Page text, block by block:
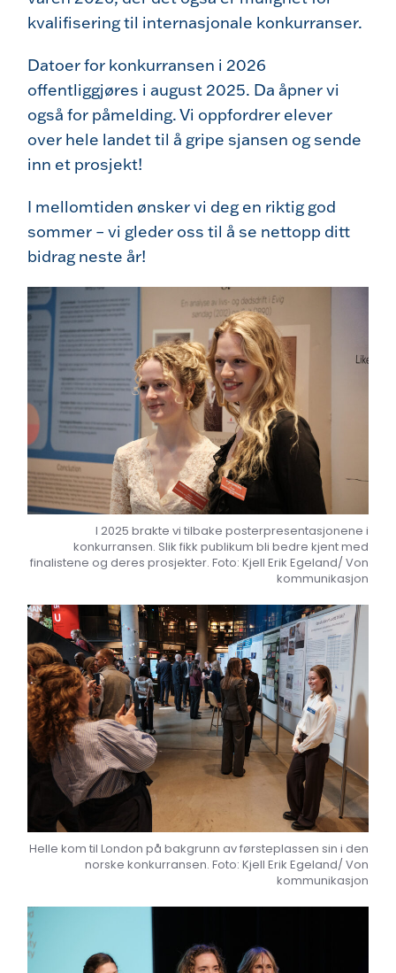
kvalifisering til internasjonale konkurranser.
Datoer for konkurransen i 2026
offentliggjøres i august 2025. Da åpner vi
også for påmelding. Vi oppfordrer elever
over hele landet til å gripe sjansen og sende
inn et prosjekt!
I mellomtiden ønsker vi deg en riktig god
sommer – vi gleder oss til å se nettopp ditt
bidrag neste år!
I 2025 brakte vi tilbake posterpresentasjonene i
konkurransen. Slik fikk publikum bli bedre kjent med
finalistene og deres prosjekter. Foto: Kjell Erik Egeland/ Von
kommunikasjon
Helle kom til London på bakgrunn av førsteplassen sin i den
norske konkurransen. Foto: Kjell Erik Egeland/ Von
kommunikasjon